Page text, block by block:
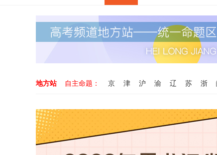
地方站 自主命题： 京 津 沪 渝 辽 苏 浙